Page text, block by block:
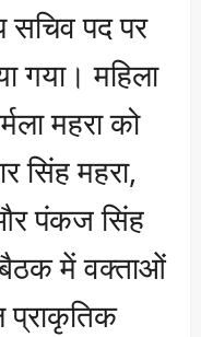
सचिव पद पर
गया। महिला
महरा को
सिंह महरा,
पंकज सिंह
में वक्ताओं
प्राकृतिक